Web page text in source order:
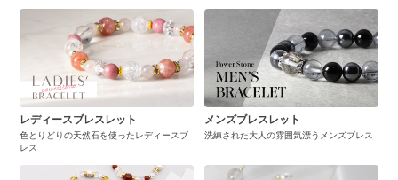
レディースブレスレット
色とりどりの天然石を使ったレディースブ
レス
メンズブレスレット
洗練された大人の雰囲気漂うメンズブレス